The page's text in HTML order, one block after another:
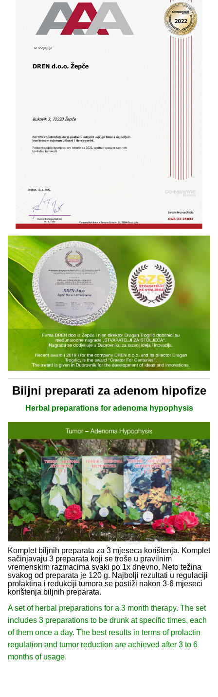
Biljni preparati za adenom hipofize
Herbal preparations for adenoma hypophysis
Komplet biljnih preparata za 3 mjeseca korištenja. Komplet
sačinjavaju 3 preparata koji se troše u pravilnim
vremenskim razmacima svaki po 1x dnevno. Neto težina
svakog od preparata je 120 g. Najbolji rezultati u regulaciji
prolaktina i redukciji tumora se postiži nakon 3-6 mjeseci
korištenja biljnih preparata.
A set of herbal preparations for a 3 month therapy. The set
includes 3 preparations to be drunk at specific times, each
of them once a day. The best results in terms of prolactin
regulation and tumor reduction are achieved after 3 to 6
months of usage.